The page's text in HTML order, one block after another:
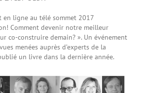
en ligne au télé sommet 2017
Comment devenir notre meilleur
co-construire demain? ». Un événement
menées auprès d’experts de la
un livre dans la dernière année.